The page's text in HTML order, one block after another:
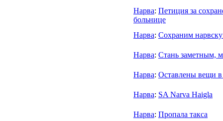
Нарва: Петиция за
больнице
Нарва: Сохраним
Нарва: Стань заметным,
Нарва: Оставлены вещи в
Нарва: SA Narva Haigla
Нарва: Пропала такса